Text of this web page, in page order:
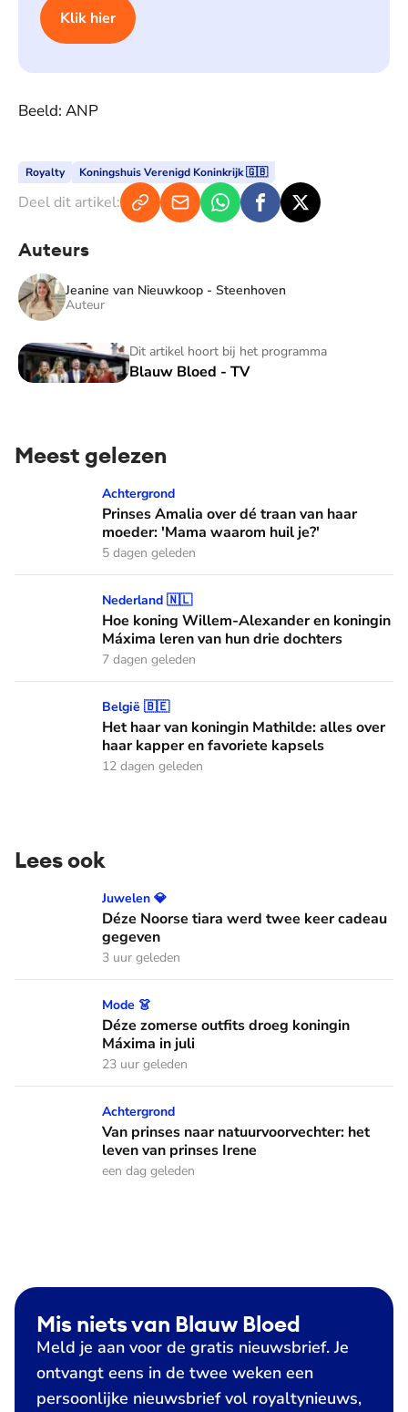
Klik hier
Beeld: ANP
Royalty Koningshuis Verenigd Koninkrijk 🇬🇧
Deel dit artikel:
Auteurs
Jeanine van Nieuwkoop - Steenhoven
Auteur
Dit artikel hoort bij het programma
Blauw Bloed - TV
Blauw Bloed - TV
Meest gelezen
Prinses Amalia over dé traan van haar moeder: 'Mama
Achtergrond
Prinses Amalia over dé traan van haar
moeder: 'Mama waarom huil je?'
5 dagen geleden
Hoe koning Willem-Alexander en koningin Máxima leren
Nederland 🇳🇱
Hoe koning Willem-Alexander en koningin
Máxima leren van hun drie dochters
7 dagen geleden
Het haar van koningin Mathilde: alles over haar kapper en
België 🇧🇪
Het haar van koningin Mathilde: alles over
haar kapper en favoriete kapsels
12 dagen geleden
Lees ook
Déze Noorse tiara werd twee keer cadeau gegeven
Juwelen 💎
Déze Noorse tiara werd twee keer cadeau
gegeven
3 uur geleden
Déze zomerse outfits droeg koningin Máxima in juli
Mode 👗
Déze zomerse outfits droeg koningin
Máxima in juli
23 uur geleden
Van prinses naar natuurvoorvechter: het leven van prinses
Achtergrond
Van prinses naar natuurvoorvechter: het
leven van prinses Irene
een dag geleden
Mis niets van Blauw Bloed
Meld je aan voor de gratis nieuwsbrief. Je
ontvangt eens in de twee weken een
persoonlijke nieuwsbrief vol royaltynieuws,